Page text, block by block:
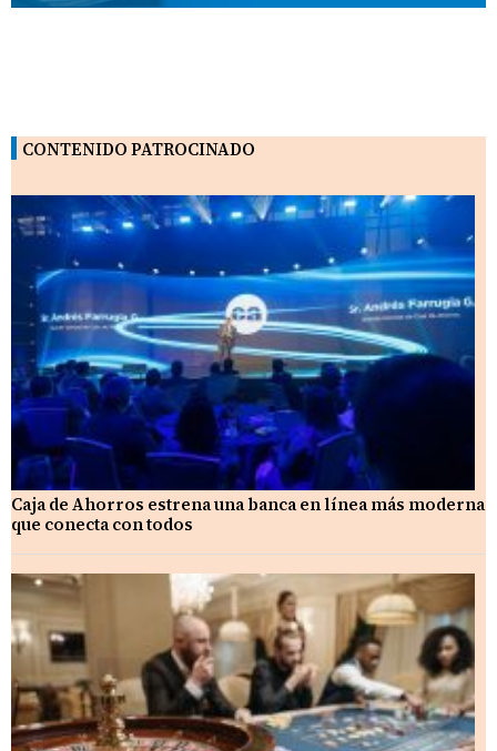
CONTENIDO PATROCINADO
Caja de Ahorros estrena una banca en línea más moderna
que conecta con todos